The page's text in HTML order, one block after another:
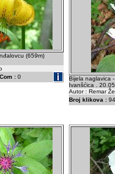
(659m)
Com : 0
Bijela naglavica
Ivanšćica .
Autor : Remar
Broj klikova : 94